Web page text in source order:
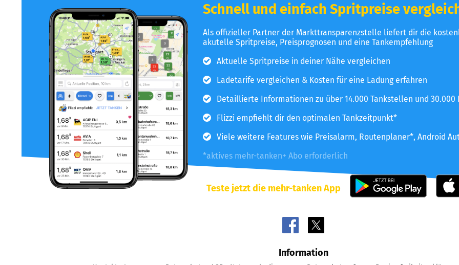
Schnell und einfach Spritpreise
Als offizieller Partner der Markttransparenzstelle liefert dir die
akutelle Spritpreise, Preisprognosen und eine Tankempfehlung
Aktuelle Spritpreise in deiner Nähe vergleichen
Ladetarife vergleichen & Kosten für eine Ladung erfahren
Detaillierte Informationen zu über 14.000 Tankstellen und 30.000
Flizzi empfiehlt dir den optimalen Tankzeitpunkt*
Viele weitere Features wie Preisalarm, Routenplaner*, Android
*aktives mehr-tanken+ Abo erforderlich
Teste jetzt die mehr-tanken App
Information